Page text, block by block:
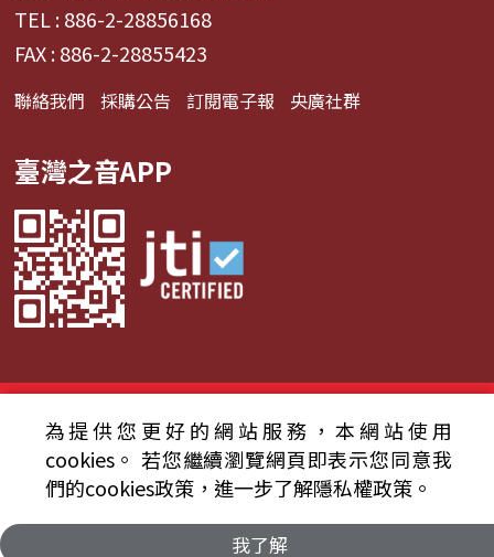
TEL : 886-2-28856168
FAX : 886-2-28855423
聯絡我們 採購公告 訂閱電子報 央廣社群
臺灣之音APP
© 2024財團法人中央廣播電臺 版權所有
資通安全政策聲明
服務條款 隱私權條款
為提供您更好的網站服務，本網站使用
cookies。 若您繼續瀏覽網頁即表示您同意我
們的cookies政策，進一步了解隱私權政策。
我了解